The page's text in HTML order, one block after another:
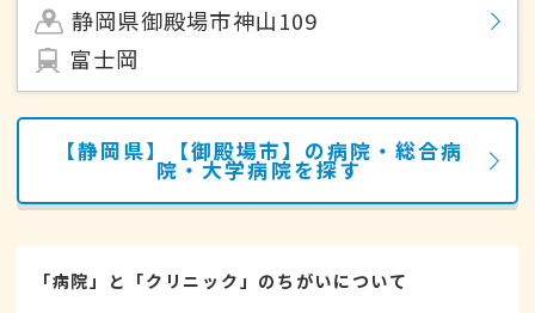
静岡県御殿場市神山109
富士岡
【静岡県】【御殿場市】の病院・総合病
院・大学病院を探す
「病院」と「クリニック」のちがいについて